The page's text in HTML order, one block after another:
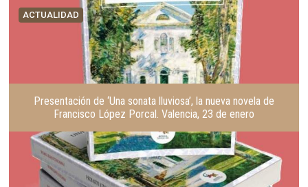
ACTUALIDAD
Presentación de ‘Una sonata lluviosa’, la nueva novela de
Francisco López Porcal. Valencia, 23 de enero